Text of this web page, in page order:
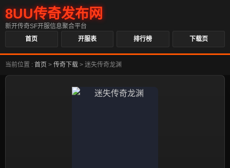
8UU传奇发布网
新开传奇SF开服信息聚合平台
首页
开服表 排行榜 下载页
当前位置 : 首页 > 传奇下载 > 迷失传奇龙渊